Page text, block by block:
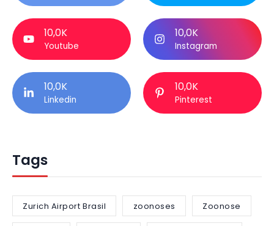
10,0K
Youtube
10,0K
Instagram
10,0K
Linkedin
10,0K
Pinterest
Tags
Zurich Airport Brasil zoonoses Zoonose